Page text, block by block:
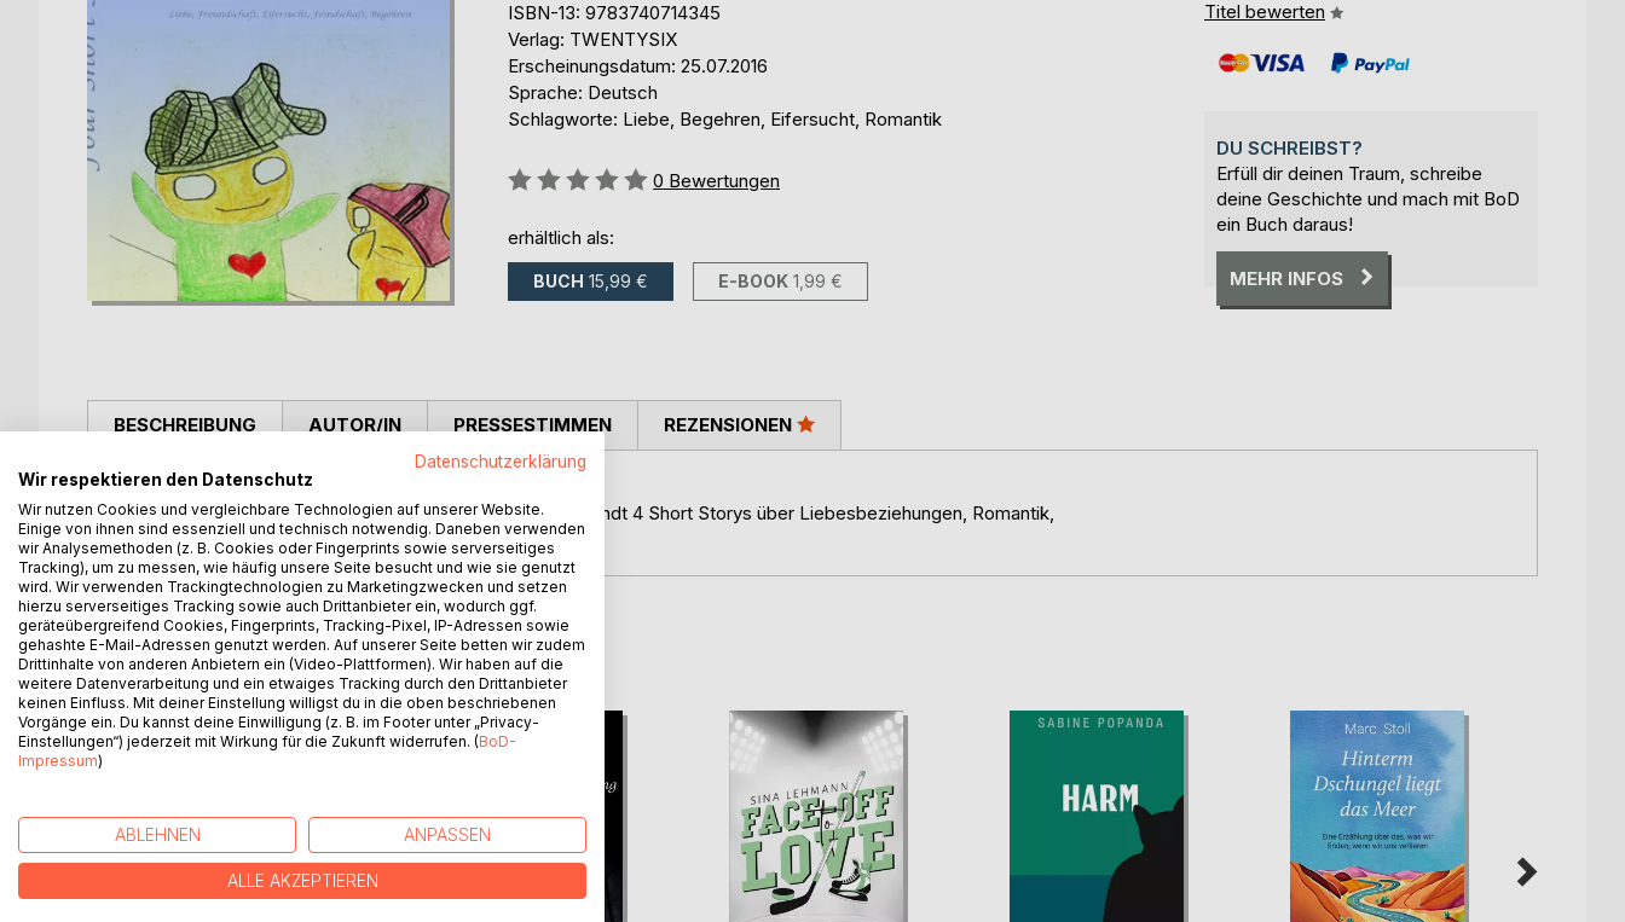
ISBN-13: 9783740714345
Verlag: TWENTYSIX
Erscheinungsdatum: 25.07.2016
Sprache: Deutsch
Schlagworte: Liebe, Begehren, Eifersucht, Romantik
Bewertung::
0 Bewertungen
erhältlich als:
BUCH 15,99 € E-BOOK 1,99 €
Titel bewerten
DU SCHREIBST?
Erfüll dir deinen Traum, schreibe
deine Geschichte und mach mit BoD
ein Buch daraus!
MEHR INFOS
BESCHREIBUNG
Wer kennt sie nicht, die Liebe und das Verliebtsein?
In diesem Buch erzählt der Hobbyautor Roman Seelenbrandt 4 Short Storys über Liebesbeziehungen, Romantik,
Streit, Eifersucht und Begehren, eventuell sogar mehr...
AUTOR/IN PRESSESTIMMEN REZENSIONEN
WEITERE TITEL BEIBoD
Datenschutzerklärung
Wir respektieren den Datenschutz
Wir nutzen Cookies und vergleichbare Technologien auf unserer Website.
Einige von ihnen sind essenziell und technisch notwendig. Daneben verwenden
wir Analysemethoden (z. B. Cookies oder Fingerprints sowie serverseitiges
Tracking), um zu messen, wie häufig unsere Seite besucht und wie sie genutzt
wird. Wir verwenden Trackingtechnologien zu Marketingzwecken und setzen
hierzu serverseitiges Tracking sowie auch Drittanbieter ein, wodurch ggf.
geräteübergreifend Cookies, Fingerprints, Tracking-Pixel, IP-Adressen sowie
gehashte E-Mail-Adressen genutzt werden. Auf unserer Seite betten wir zudem
Drittinhalte von anderen Anbietern ein (Video-Plattformen). Wir haben auf die
weitere Datenverarbeitung und ein etwaiges Tracking durch den Drittanbieter
keinen Einfluss. Mit deiner Einstellung willigst du in die oben beschriebenen
Vorgänge ein. Du kannst deine Einwilligung (z. B. im Footer unter „Privacy-
Einstellungen“) jederzeit mit Wirkung für die Zukunft widerrufen. (BoD-
Impressum)
ABLEHNEN ANPASSEN
ALLE AKZEPTIEREN